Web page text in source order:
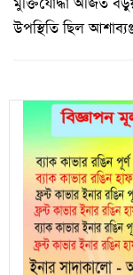
উপস্থিতি ছিল